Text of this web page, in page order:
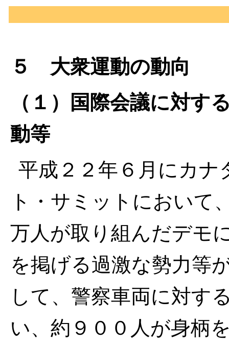
５ 大衆運動の動向
（１）国際会議に対す
動等
平成２２年６月にカナ
ト・サミットにおいて
万人が取り組んだデモ
を掲げる過激な勢力等
して、警察車両に対す
い、約９００人が身柄